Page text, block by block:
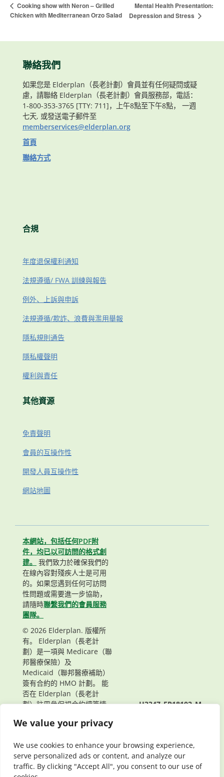
We value your privacy
We use cookies to enhance your browsing experience,
serve personalized ads or content, and analyze our
traffic. By clicking "Accept All", you consent to our use of
Cooking show with Neron – Grilled
Chicken with Mediterranean Orzo Salad
Mental Health Presentation:
Depression and Stress
聯絡我們
如果您是 Elderplan（長老計劃）會員並有任何疑問或疑
慮，請聯絡 Elderplan（長老計劃）會員服務部，電話：
1-800-353-3765 [TTY: 711]，上午8點至下午8點， 一週
七天, 或發送電子郵件至
memberservices@elderplan.org
首頁
聯絡方式
合規
年度退保權利通知
法規遵循/ FWA 訓練與報告
例外、上訴與申訴
法規遵循/欺詐、浪費與濫用舉報
隱私規則通告
隱私權聲明
權利與責任
其他資源
免責聲明
會員的互操作性
開發人員互操作性
網站地圖
本網站，包括任何PDF附
件，均已以可訪問的格式創
建。
我們致力於確保我們的
在線內容對殘疾人士是可用
的。如果您遇到任何可訪問
性問題或需要進一步協助，
請隨時聯繫我們的會員服務
團隊。
© 2026 Elderplan. 版權所
有。 Elderplan（長老計
劃）是一項與 Medicare（聯
邦醫療保險）及
Medicaid（聯邦醫療補助）
簽有合約的 HMO 計劃。 能
否在 Elderplan（長老計
劃）註冊參保視合約續簽情
H3347_EP18102_M